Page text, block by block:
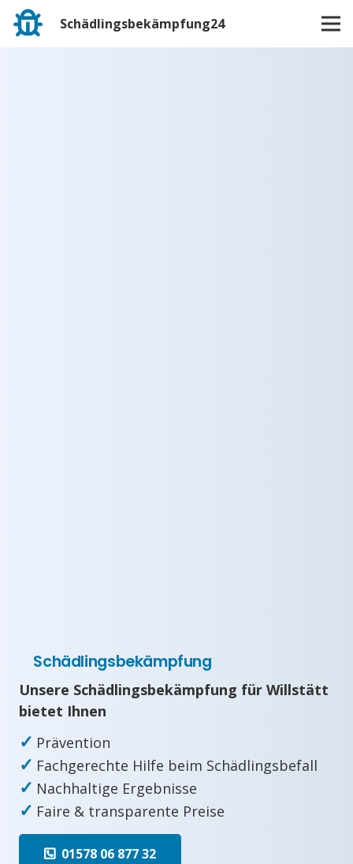
Schädlingsbekämpfung24
Schädlingsbekämpfung
Unsere Schädlingsbekämpfung für Willstätt
bietet Ihnen
✓ Prävention
✓ Fachgerechte Hilfe beim Schädlingsbefall
✓ Nachhaltige Ergebnisse
✓ Faire & transparente Preise
01578 06 877 32